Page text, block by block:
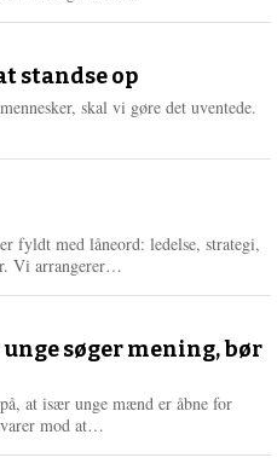
e
r
e
standse op
skal vi gøre det uventede.
fyldt med låneord: ledelse, strategi,
Vi arrangerer…
e
søger mening, bør
at især unge mænd er åbne for
mod at…